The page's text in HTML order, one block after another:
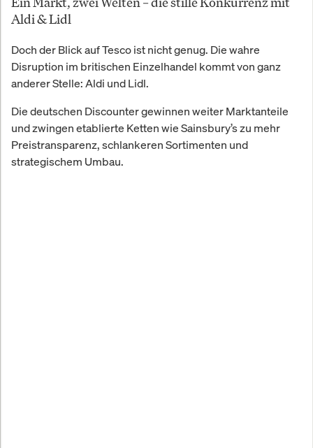
Aldi & Lidl
Doch der Blick auf Tesco ist nicht genug. Die wahre
Disruption im britischen Einzelhandel kommt von ganz
anderer Stelle: Aldi und Lidl.
Die deutschen Discounter gewinnen weiter Marktanteile
und zwingen etablierte Ketten wie Sainsbury’s zu mehr
Preistransparenz, schlankeren Sortimenten und
strategischem Umbau.